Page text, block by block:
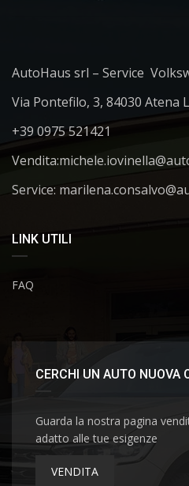
AutoHaus srl – Service
Via Pontefilo, 3, 84030 Atena
+39 0975 521421
Vendita:
Service:
LINK UTILI
FAQ
CERCHI UN AUTO NUOVA
Guarda la nostra pagina
adatto alle tue esigenze
VENDITA